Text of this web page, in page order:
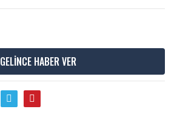
GELİNCE HABER VER